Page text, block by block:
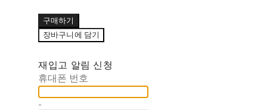
구매하기
장바구니에 담기
재입고 알림 신청
휴대폰 번호
-